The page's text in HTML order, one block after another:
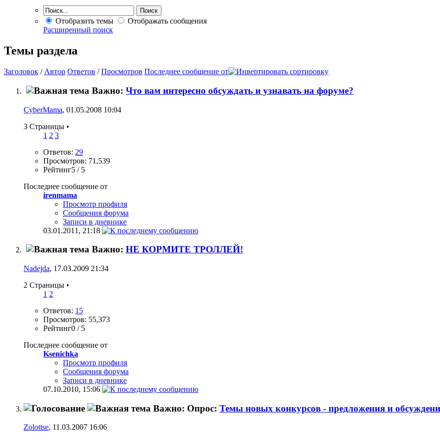
Отобразить темы
Отображать сообщения
Расширенный поиск
Темы раздела
Заголовок / Автор Ответов /Просмотров Последнее сообщение от
Важно: Что вам интересно обсуждать и узнавать на форуме?
CyberMama, 01.05.2008 10:04
3 Страницы •
1 2 3
Ответов: 29
Просмотров: 71,539
Рейтинг5 / 5
Последнее сообщение от
irenmama
Просмотр профиля
Сообщения форума
Записи в дневнике
03.01.2011, 21:18
Важно: НЕ КОРМИТЕ ТРОЛЛЕЙ!
Nadejda, 17.03.2009 21:34
2 Страницы •
1 2
Ответов: 15
Просмотров: 55,373
Рейтинг0 / 5
Последнее сообщение от
Ksenichka
Просмотр профиля
Сообщения форума
Записи в дневнике
07.10.2010, 15:06
Важно: Опрос: Темы новых конкурсов - предложения и
Zolottse, 11.03.2007 16:06